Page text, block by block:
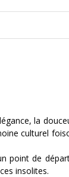
la
culturel
point de
insolites.